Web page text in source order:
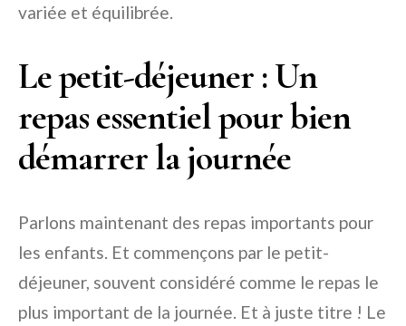
variée et équilibrée.
Le petit-déjeuner : Un
repas essentiel pour bien
démarrer la journée
Parlons maintenant des repas importants pour
les enfants. Et commençons par le petit-
déjeuner, souvent considéré comme le repas le
plus important de la journée. Et à juste titre ! Le